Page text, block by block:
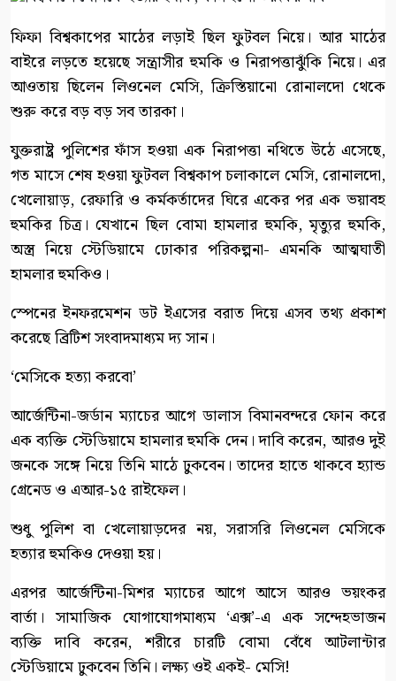
ফিফা বিশ্বকাপের মাঠের লড়াই ছিল ফুটবল নিয়ে। আর মাঠের
বাইরে লড়তে হয়েছে সন্ত্রাসীর হুমকি ও নিরাপত্তাঝুঁকি নিয়ে। এর
আওতায় ছিলেন লিওনেল মেসি, ক্রিস্তিয়ানো রোনালদো থেকে
শুরু করে বড় বড় সব তারকা।
যুক্তরাষ্ট্র পুলিশের ফাঁস হওয়া এক নিরাপত্তা নথিতে উঠে এসেছে,
গত মাসে শেষ হওয়া ফুটবল বিশ্বকাপ চলাকালে মেসি, রোনালদো,
খেলোয়াড়, রেফারি ও কর্মকর্তাদের ঘিরে একের পর এক ভয়াবহ
হুমকির চিত্র। যেখানে ছিল বোমা হামলার হুমকি, মৃত্যুর হুমকি,
অস্ত্র নিয়ে স্টেডিয়ামে ঢোকার পরিকল্পনা- এমনকি আত্মঘাতী
হামলার হুমকিও।
স্পেনের ইনফরমেশন ডট ইএসের বরাত দিয়ে এসব তথ্য প্রকাশ
করেছে ব্রিটিশ সংবাদমাধ্যম দ্য সান।
‘মেসিকে হত্যা করবো’
আর্জেন্টিনা-জর্ডান ম্যাচের আগে ডালাস বিমানবন্দরে ফোন করে
এক ব্যক্তি স্টেডিয়ামে হামলার হুমকি দেন। দাবি করেন, আরও দুই
জনকে সঙ্গে নিয়ে তিনি মাঠে ঢুকবেন। তাদের হাতে থাকবে হ্যান্ড
গ্রেনেড ও এআর-১৫ রাইফেল।
শুধু পুলিশ বা খেলোয়াড়দের নয়, সরাসরি লিওনেল মেসিকে
হত্যার হুমকিও দেওয়া হয়।
এরপর আর্জেন্টিনা-মিশর ম্যাচের আগে আসে আরও ভয়ংকর
বার্তা। সামাজিক যোগাযোগমাধ্যম ‘এক্স’-এ এক সন্দেহভাজন
ব্যক্তি দাবি করেন, শরীরে চারটি বোমা বেঁধে আটলান্টার
স্টেডিয়ামে ঢুকবেন তিনি। লক্ষ্য ওই একই- মেসি!